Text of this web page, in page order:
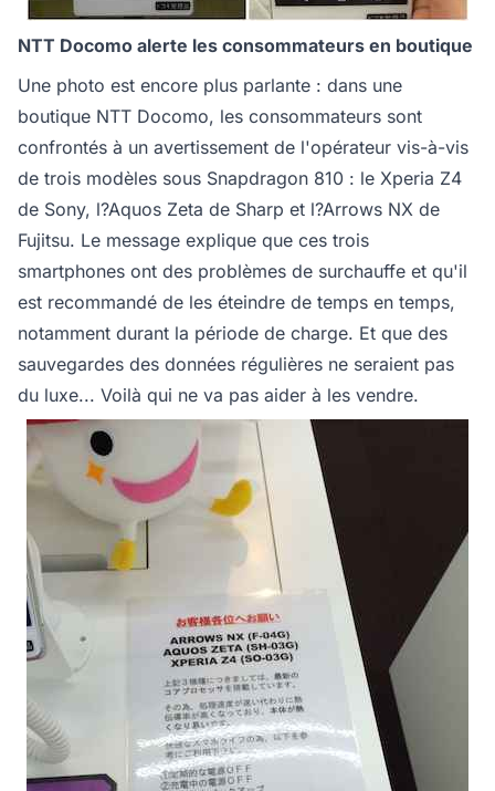
NTT Docomo alerte les consommateurs en boutique
Une photo est encore plus parlante : dans une
boutique NTT Docomo, les consommateurs sont
confrontés à un avertissement de l'opérateur vis-à-vis
de trois modèles sous Snapdragon 810 : le Xperia Z4
de Sony, l?Aquos Zeta de Sharp et l?Arrows NX de
Fujitsu. Le message explique que ces trois
smartphones ont des problèmes de surchauffe et qu'il
est recommandé de les éteindre de temps en temps,
notamment durant la période de charge. Et que des
sauvegardes des données régulières ne seraient pas
du luxe... Voilà qui ne va pas aider à les vendre.